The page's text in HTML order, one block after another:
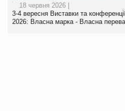
18 червня 2026 |
3-4 вересня Виставки та
2026: Власна марка - Власна